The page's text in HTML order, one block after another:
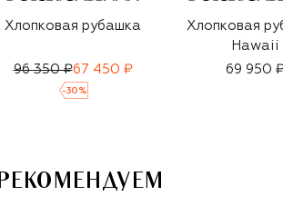
Хлопковая рубашка
96 350 ₽67 450 ₽
-30 %
Хлопковая
Hawaii
69 950
РЕКОМЕНДУЕМ